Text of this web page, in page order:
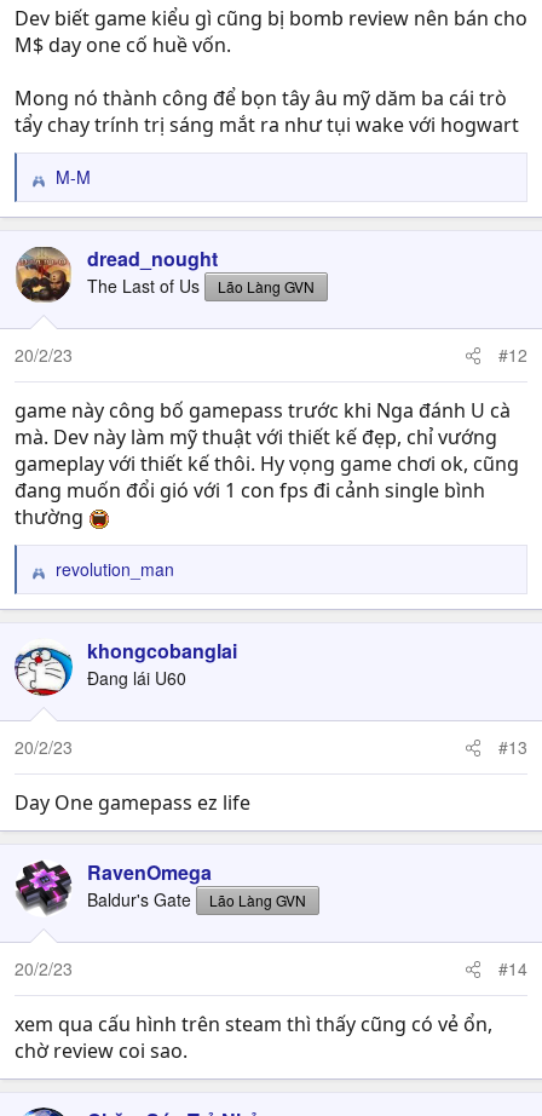
Dev biết game kiểu gì cũng bị bomb review nên bán cho
M$ day one cố huề vốn.
Mong nó thành công để bọn tây âu mỹ dăm ba cái trò
tẩy chay trính trị sáng mắt ra như tụi wake với hogwart
R
e
c
t
i
o
n
M-M
dread_nought
The Last of Us Lão Làng GVN
20/2/23 #12
game này công bố gamepass trước khi Nga đánh U cà
mà. Dev này làm mỹ thuật với thiết kế đẹp, chỉ vướng
gameplay với thiết kế thôi. Hy vọng game chơi ok, cũng
đang muốn đổi gió với 1 con fps đi cảnh single bình
thường
R
e
c
t
i
o
n
revolution_man
khongcobanglai
Đang lái U60
20/2/23 #13
Day One gamepass ez life
RavenOmega
Baldur's Gate Lão Làng GVN
20/2/23 #14
xem qua cấu hình trên steam thì thấy cũng có vẻ ổn,
chờ review coi sao.